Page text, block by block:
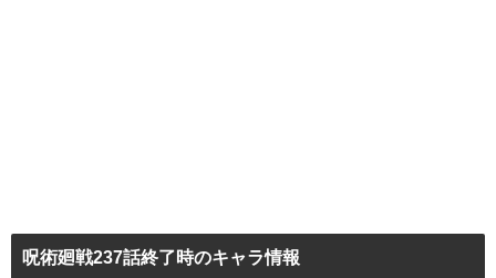
呪術廻戦237話終了時のキャラ情報